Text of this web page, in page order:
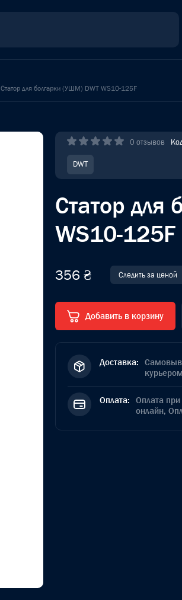
Статор для болгарки (УШМ) DWT WS10-125F
0 отзывов
DWT
Статор для
WS10-125F
356 ₴ Следить за ценой
Добавить в корзину
Доставка:
Оплата: Оплата
онлайн,